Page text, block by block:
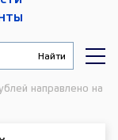
направлено на